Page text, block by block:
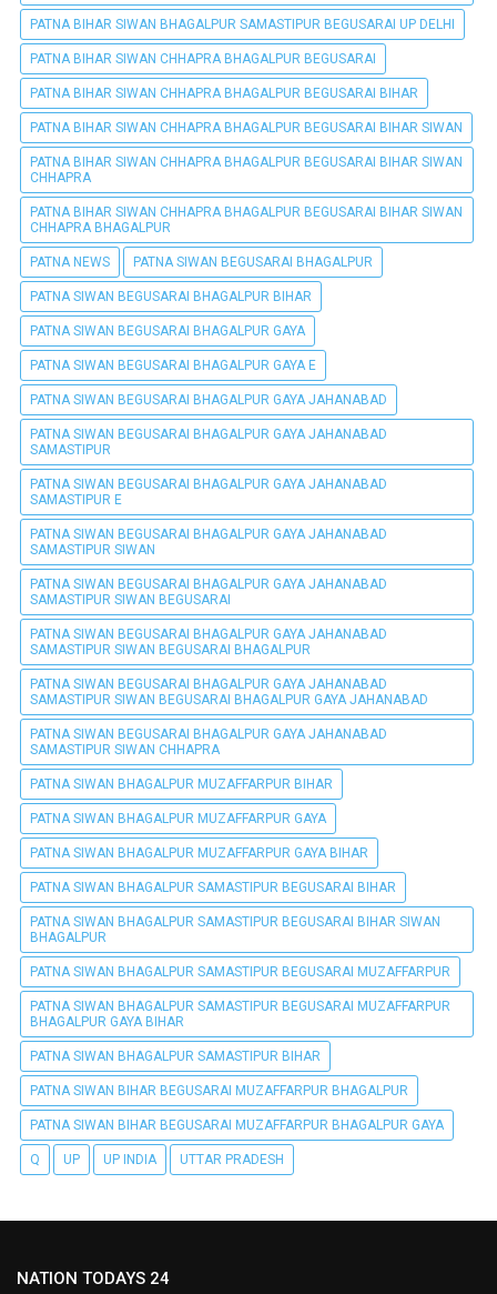
PATNA BIHAR SIWAN BHAGALPUR SAMASTIPUR BEGUSARAI UP DELHI
PATNA BIHAR SIWAN CHHAPRA BHAGALPUR BEGUSARAI
PATNA BIHAR SIWAN CHHAPRA BHAGALPUR BEGUSARAI BIHAR
PATNA BIHAR SIWAN CHHAPRA BHAGALPUR BEGUSARAI BIHAR SIWAN
PATNA BIHAR SIWAN CHHAPRA BHAGALPUR BEGUSARAI BIHAR SIWAN
CHHAPRA
PATNA BIHAR SIWAN CHHAPRA BHAGALPUR BEGUSARAI BIHAR SIWAN
CHHAPRA BHAGALPUR
PATNA NEWS PATNA SIWAN BEGUSARAI BHAGALPUR
PATNA SIWAN BEGUSARAI BHAGALPUR BIHAR
PATNA SIWAN BEGUSARAI BHAGALPUR GAYA
PATNA SIWAN BEGUSARAI BHAGALPUR GAYA E
PATNA SIWAN BEGUSARAI BHAGALPUR GAYA JAHANABAD
PATNA SIWAN BEGUSARAI BHAGALPUR GAYA JAHANABAD
SAMASTIPUR
PATNA SIWAN BEGUSARAI BHAGALPUR GAYA JAHANABAD
SAMASTIPUR E
PATNA SIWAN BEGUSARAI BHAGALPUR GAYA JAHANABAD
SAMASTIPUR SIWAN
PATNA SIWAN BEGUSARAI BHAGALPUR GAYA JAHANABAD
SAMASTIPUR SIWAN BEGUSARAI
PATNA SIWAN BEGUSARAI BHAGALPUR GAYA JAHANABAD
SAMASTIPUR SIWAN BEGUSARAI BHAGALPUR
PATNA SIWAN BEGUSARAI BHAGALPUR GAYA JAHANABAD
SAMASTIPUR SIWAN BEGUSARAI BHAGALPUR GAYA JAHANABAD
PATNA SIWAN BEGUSARAI BHAGALPUR GAYA JAHANABAD
SAMASTIPUR SIWAN CHHAPRA
PATNA SIWAN BHAGALPUR MUZAFFARPUR BIHAR
PATNA SIWAN BHAGALPUR MUZAFFARPUR GAYA
PATNA SIWAN BHAGALPUR MUZAFFARPUR GAYA BIHAR
PATNA SIWAN BHAGALPUR SAMASTIPUR BEGUSARAI BIHAR
PATNA SIWAN BHAGALPUR SAMASTIPUR BEGUSARAI BIHAR SIWAN
BHAGALPUR
PATNA SIWAN BHAGALPUR SAMASTIPUR BEGUSARAI MUZAFFARPUR
PATNA SIWAN BHAGALPUR SAMASTIPUR BEGUSARAI MUZAFFARPUR
BHAGALPUR GAYA BIHAR
PATNA SIWAN BHAGALPUR SAMASTIPUR BIHAR
PATNA SIWAN BIHAR BEGUSARAI MUZAFFARPUR BHAGALPUR
PATNA SIWAN BIHAR BEGUSARAI MUZAFFARPUR BHAGALPUR GAYA
Q UP UP INDIA UTTAR PRADESH
NATION TODAYS 24